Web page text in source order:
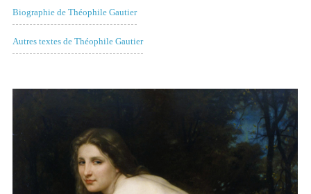
Biographie de Théophile Gautier
Autres textes de Théophile Gautier